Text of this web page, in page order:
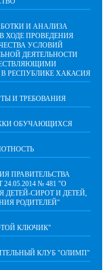
И АНАЛИЗА
ХОДЕ ПРОВЕДЕНИЯ
УСЛОВИЙ
ДЕЯТЕЛЬНОСТИ
РЕСПУБЛИКЕ ХАКАСИЯ
И ТРЕБОВАНИЯ
ОБУЧАЮЩИХСЯ
ПРАВИТЕЛЬСТВА
№ 481 "О
ДЕТЕЙ-СИРОТ И ДЕТЕЙ,
РОДИТЕЛЕЙ"
КЛЮЧИК"
КЛУБ "ОЛИМП"